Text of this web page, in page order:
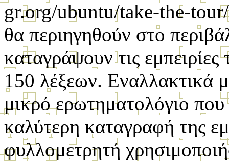
gr.org/ubuntu/take-the-
θα περιηγηθούν στο
καταγράψουν τις
150 λέξεων. Εναλλακτικά
μικρό ερωτηματολόγιο
καλύτερη καταγραφή της
φυλλομετρητή